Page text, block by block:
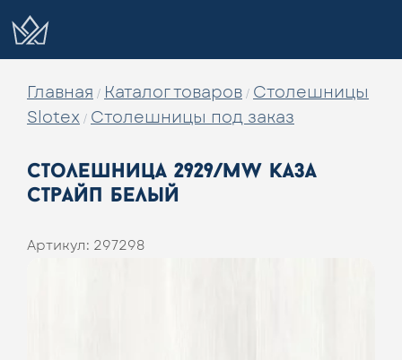
Главная / Каталог товаров / Столешницы
Slotex / Столешницы под заказ
столешница 2929/mw каза
страйп белый
Артикул: 297298